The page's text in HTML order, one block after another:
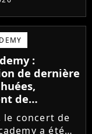
vient de se
les
les réseaux
élèves
un dernier
au public...
:
de dernière
de
Que s'est-il
concert de
le concert de
a été